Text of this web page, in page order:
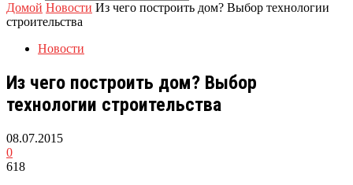
Домой Новости Из чего построить дом? Выбор технологии
строительства
Новости
Из чего построить дом? Выбор
технологии строительства
08.07.2015
0
618